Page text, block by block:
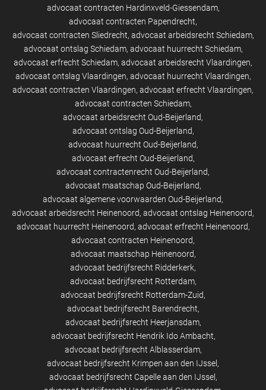
advocaat contracten Hardinxveld-Giessendam
advocaat contracten Papendrecht
advocaat contracten Sliedrecht advocaat arbeidsrecht Schiedam
advocaat ontslag Schiedam advocaat huurrecht Schiedam
advocaat erfrecht Schiedam advocaat arbeidsrecht Vlaardingen
advocaat ontslag Vlaardingen advocaat huurrecht Vlaardingen
advocaat contracten Vlaardingen advocaat erfrecht Vlaardingen
advocaat contracten Schiedam
advocaat arbeidsrecht Oud-Beijerland
advocaat ontslag Oud-Beijerland
advocaat huurrecht Oud-Beijerland
advocaat erfrecht Oud-Beijerland
advocaat contractenrecht Oud-Beijerland
advocaat maatschap Oud-Beijerland
advocaat algemene voorwaarden Oud-Beijerland
advocaat arbeidsrecht Heinenoord advocaat ontslag Heinenoord
advocaat huurrecht Heinenoord advocaat erfrecht Heinenoord
advocaat contracten Heinenoord
advocaat maatschap Heinenoord
advocaat bedrijfsrecht Ridderkerk
advocaat bedrijfsrecht Rotterdam
advocaat bedrijfsrecht Rotterdam-Zuid
advocaat bedrijfsrecht Barendrecht
advocaat bedrijfsrecht Heerjansdam
advocaat bedrijfsrecht Hendrik Ido Ambacht
advocaat bedrijfsrecht Alblasserdam
advocaat bedrijfsrecht Krimpen aan den IJssel
advocaat bedrijfsrecht Capelle aan den IJssel